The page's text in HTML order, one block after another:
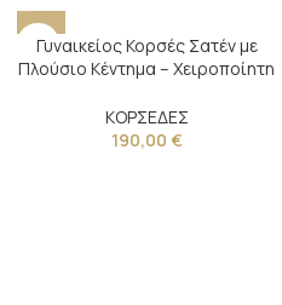
Γυναικείος Κορσές Σατέν με
Πλούσιο Κέντημα – Χειροποίητη
ΚΟΡΣΕΔΕΣ
190,00 €